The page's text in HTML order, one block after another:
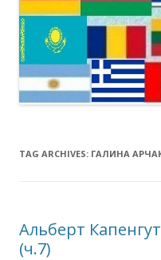
TAG ARCHIVES: ГАЛИНА
Альберт
(ч.7)